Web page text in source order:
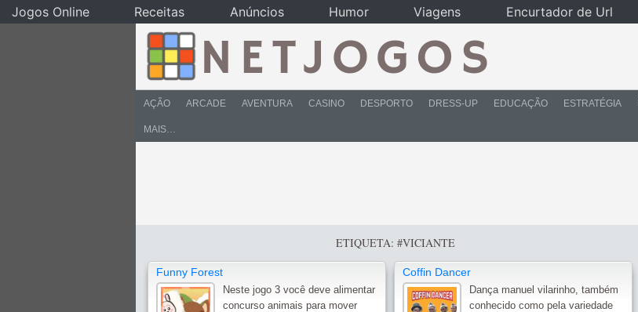
AÇÃO ARCADE AVENTURA CASINO DESPORTO DRESS-UP EDUCAÇÃO ESTRATÉGIA
MAIS…
ETIQUETA: #VICIANTE
Funny Forest
Neste jogo 3 você deve alimentar
concurso animais para mover
Coffin Dancer
Dança manuel vilarinho, também
conhecido como pela variedade
Jogos Online Receitas Anúncios Humor Viagens Encurtador de Url